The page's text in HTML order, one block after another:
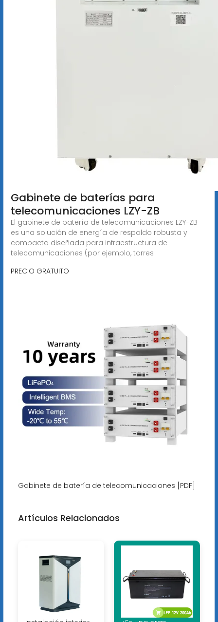
Gabinete de baterías para
telecomunicaciones LZY-ZB
El gabinete de batería de telecomunicaciones LZY-ZB
es una solución de energía de respaldo robusta y
compacta diseñada para infraestructura de
telecomunicaciones (por ejemplo, torres
PRECIO GRATUITO
Gabinete de batería de telecomunicaciones [PDF]
Artículos Relacionados